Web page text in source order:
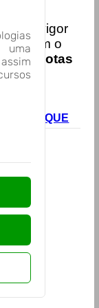
uma
em vigor
com o
das
Notas
isso
BRUSQUE